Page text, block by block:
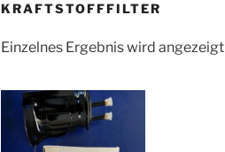
KRAFTSTOFFFILTER
Einzelnes Ergebnis wird angezeigt